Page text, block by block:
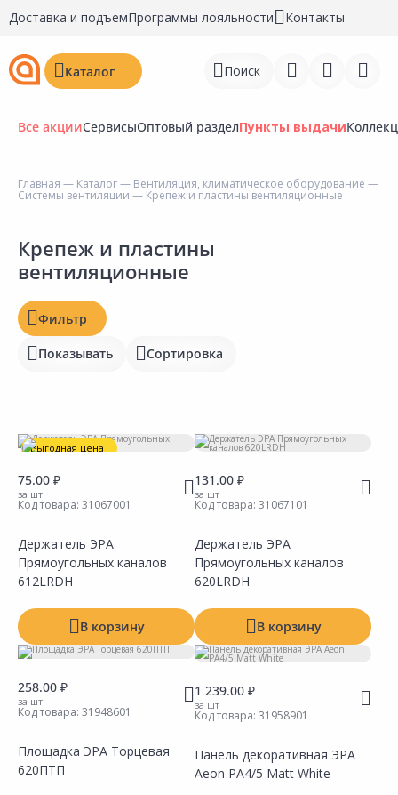
Доставка и подъемПрограммы лояльности Контакты
Каталог Поиск
Войти
Регистрация
Перейти к сравнению
Недавно просмотренные
Все акцииСервисыОптовый разделПункты выдачи
Главная — Каталог— Вентиляция, климатическое оборудование —
Системы вентиляции — Крепеж и пластины вентиляционные
Крепеж и пластины
вентиляционные
Цена, ₽
Наличие на складах
Статус
Отзывы
Рейтинг
Назначение
Материал
Фильтр
Показывать Сортировка
Выгодная цена
75.00 ₽
за шт
Код товара: 31067001
Держатель ЭРА
Прямоугольных каналов
612LRDH
В корзину
131.00 ₽
за шт
Код товара: 31067101
Держатель ЭРА
Прямоугольных каналов
620LRDH
В корзину
258.00 ₽
за шт
Код товара: 31948601
Площадка ЭРА Торцевая
620ПТП
1 239.00 ₽
за шт
Код товара: 31958901
Панель декоративная ЭРА
Aeon PA4/5 Matt White